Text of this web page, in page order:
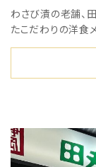
わさび漬の老舗、
たこだわりの洋食